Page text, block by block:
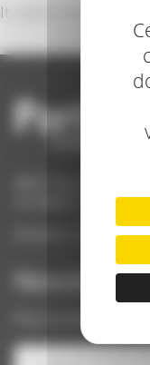
It seems we can’t
CS 40609 | 78514
09 84 22 12 82 /
Newsletter